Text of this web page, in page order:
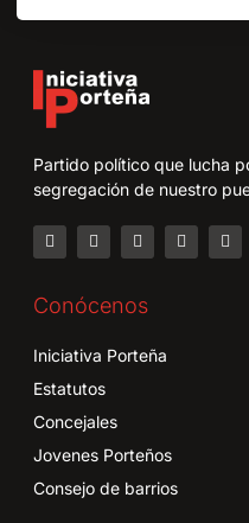
Partido político que lucha
segregación de nuestro
Conócenos
Iniciativa Porteña
Estatutos
Concejales
Jovenes Porteños
Consejo de barrios